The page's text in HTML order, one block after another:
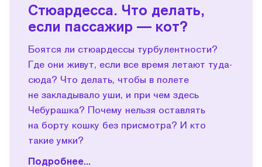
Стюардесса. Что делать,
если пассажир — кот?
Боятся ли стюардессы турбулентности?
Где они живут, если все время летают туда-
сюда? Что делать, чтобы в полете
не закладывало уши, и при чем здесь
Чебурашка? Почему нельзя оставлять
на борту кошку без присмотра? И кто
такие умки?
Подробнее...